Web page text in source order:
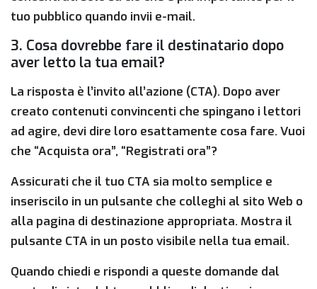
tuo pubblico quando invii e-mail.
3. Cosa dovrebbe fare il destinatario dopo
aver letto la tua email?
La risposta è l’invito all’azione (CTA). Dopo aver
creato contenuti convincenti che spingano i lettori
ad agire, devi dire loro esattamente cosa fare. Vuoi
che “Acquista ora”, “Registrati ora”?
Assicurati che il tuo CTA sia molto semplice e
inseriscilo in un pulsante che colleghi al sito Web o
alla pagina di destinazione appropriata. Mostra il
pulsante CTA in un posto visibile nella tua email.
Quando chiedi e rispondi a queste domande dal